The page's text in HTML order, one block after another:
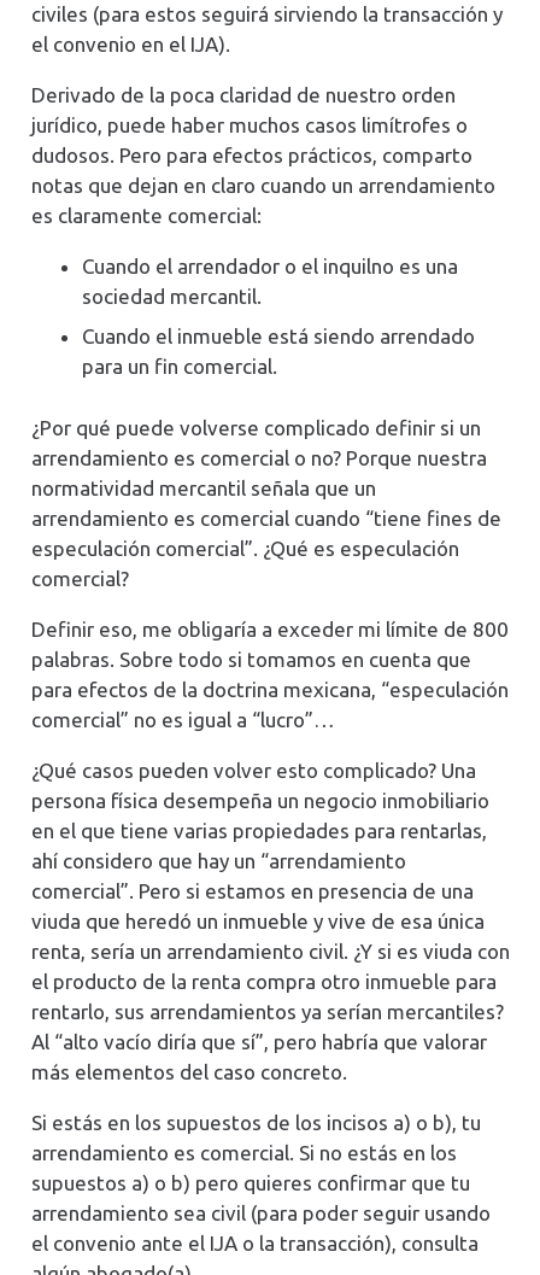
civiles (para estos seguirá sirviendo la transacción y
el convenio en el IJA).
Derivado de la poca claridad de nuestro orden
jurídico, puede haber muchos casos limítrofes o
dudosos. Pero para efectos prácticos, comparto
notas que dejan en claro cuando un arrendamiento
es claramente comercial:
Cuando el arrendador o el inquilno es una
sociedad mercantil.
Cuando el inmueble está siendo arrendado
para un fin comercial.
¿Por qué puede volverse complicado definir si un
arrendamiento es comercial o no? Porque nuestra
normatividad mercantil señala que un
arrendamiento es comercial cuando “tiene fines de
especulación comercial”. ¿Qué es especulación
comercial?
Definir eso, me obligaría a exceder mi límite de 800
palabras. Sobre todo si tomamos en cuenta que
para efectos de la doctrina mexicana, “especulación
comercial” no es igual a “lucro”…
¿Qué casos pueden volver esto complicado? Una
persona física desempeña un negocio inmobiliario
en el que tiene varias propiedades para rentarlas,
ahí considero que hay un “arrendamiento
comercial”. Pero si estamos en presencia de una
viuda que heredó un inmueble y vive de esa única
renta, sería un arrendamiento civil. ¿Y si es viuda con
el producto de la renta compra otro inmueble para
rentarlo, sus arrendamientos ya serían mercantiles?
Al “alto vacío diría que sí”, pero habría que valorar
más elementos del caso concreto.
Si estás en los supuestos de los incisos a) o b), tu
arrendamiento es comercial. Si no estás en los
supuestos a) o b) pero quieres confirmar que tu
arrendamiento sea civil (para poder seguir usando
el convenio ante el IJA o la transacción), consulta